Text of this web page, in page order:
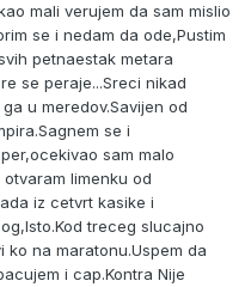
mali verujem da sam mislio
se i nedam da ode,Pustim
petnaestak metara
se peraje...Sreci nikad
u meredov.Savijen od
se i
sam malo
limenku od
iz cetvrt kasike i
treceg slucajno
na maratonu.Uspem da
i cap.Kontra Nije